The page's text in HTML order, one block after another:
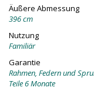
Äußere Abmessung
396 cm
Nutzung
Familiär
Garantie
Rahmen, Federn und
Teile 6 Monate